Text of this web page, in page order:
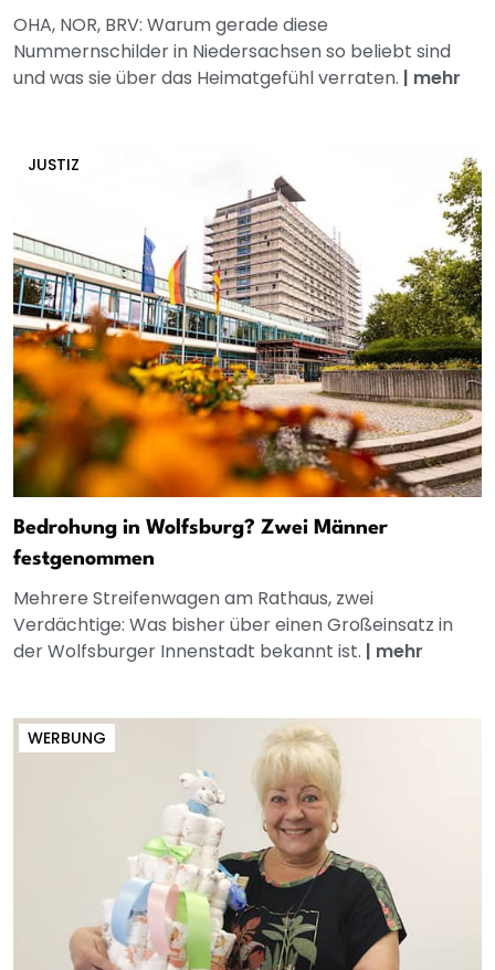
OHA, NOR, BRV: Warum gerade diese
Nummernschilder in Niedersachsen so beliebt sind
und was sie über das Heimatgefühl verraten. | mehr
JUSTIZ
Bedrohung in Wolfsburg? Zwei Männer
festgenommen
Mehrere Streifenwagen am Rathaus, zwei
Verdächtige: Was bisher über einen Großeinsatz in
der Wolfsburger Innenstadt bekannt ist. | mehr
WERBUNG